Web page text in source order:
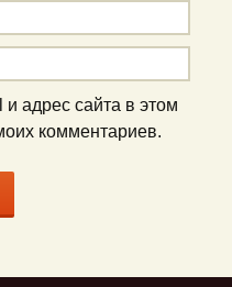
адрес сайта в этом
комментариев.